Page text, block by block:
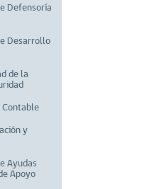
Defensoría
Desarrollo
de la
Contable
y
Ayudas
Apoyo